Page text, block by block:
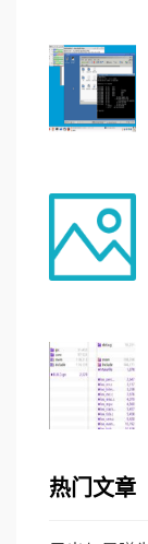
热门文章